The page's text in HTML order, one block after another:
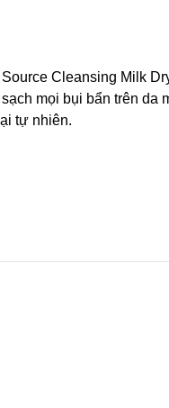
Cleansing Milk
mọi bụi bẩn trên da
tự nhiên.